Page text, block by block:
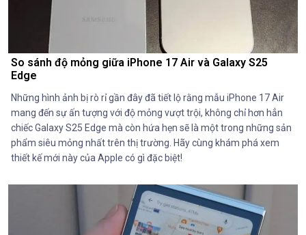
So sánh độ mỏng giữa iPhone 17 Air và Galaxy S25
Edge
Những hình ảnh bị rò rỉ gần đây đã tiết lộ rằng mẫu iPhone 17 Air
mang đến sự ấn tượng với độ mỏng vượt trội, không chỉ hơn hẳn
chiếc Galaxy S25 Edge mà còn hứa hẹn sẽ là một trong những sản
phẩm siêu mỏng nhất trên thị trường. Hãy cùng khám phá xem
thiết kế mới này của Apple có gì đặc biệt!